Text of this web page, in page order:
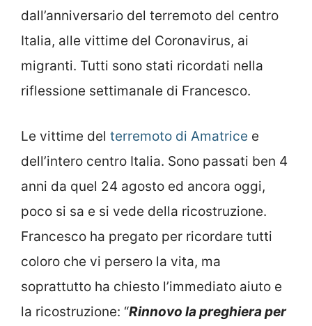
dall’anniversario del terremoto del centro
Italia, alle vittime del Coronavirus, ai
migranti. Tutti sono stati ricordati nella
riflessione settimanale di Francesco.
Le vittime del terremoto di Amatrice e
dell’intero centro Italia. Sono passati ben 4
anni da quel 24 agosto ed ancora oggi,
poco si sa e si vede della ricostruzione.
Francesco ha pregato per ricordare tutti
coloro che vi persero la vita, ma
soprattutto ha chiesto l’immediato aiuto e
la ricostruzione: “Rinnovo la preghiera per